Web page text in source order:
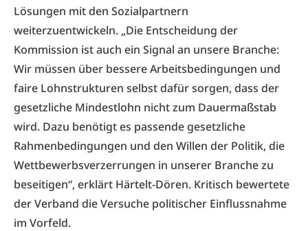
Lösungen mit den Sozialpartnern
weiterzuentwickeln. „Die Entscheidung der
Kommission ist auch ein Signal an unsere Branche:
Wir müssen über bessere Arbeitsbedingungen und
faire Lohnstrukturen selbst dafür sorgen, dass der
gesetzliche Mindestlohn nicht zum Dauermaßstab
wird. Dazu benötigt es passende gesetzliche
Rahmenbedingungen und den Willen der Politik, die
Wettbewerbsverzerrungen in unserer Branche zu
beseitigen“, erklärt Härtelt-Dören. Kritisch bewertete
der Verband die Versuche politischer Einflussnahme
im Vorfeld.